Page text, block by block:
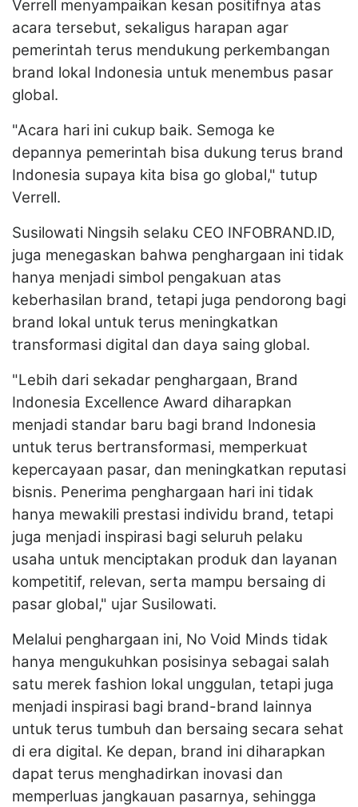
Verrell menyampaikan kesan positifnya atas
acara tersebut, sekaligus harapan agar
pemerintah terus mendukung perkembangan
brand lokal Indonesia untuk menembus pasar
global.
"Acara hari ini cukup baik. Semoga ke
depannya pemerintah bisa dukung terus brand
Indonesia supaya kita bisa go global," tutup
Verrell.
Susilowati Ningsih selaku CEO INFOBRAND.ID,
juga menegaskan bahwa penghargaan ini tidak
hanya menjadi simbol pengakuan atas
keberhasilan brand, tetapi juga pendorong bagi
brand lokal untuk terus meningkatkan
transformasi digital dan daya saing global.
"Lebih dari sekadar penghargaan, Brand
Indonesia Excellence Award diharapkan
menjadi standar baru bagi brand Indonesia
untuk terus bertransformasi, memperkuat
kepercayaan pasar, dan meningkatkan reputasi
bisnis. Penerima penghargaan hari ini tidak
hanya mewakili prestasi individu brand, tetapi
juga menjadi inspirasi bagi seluruh pelaku
usaha untuk menciptakan produk dan layanan
kompetitif, relevan, serta mampu bersaing di
pasar global," ujar Susilowati.
Melalui penghargaan ini, No Void Minds tidak
hanya mengukuhkan posisinya sebagai salah
satu merek fashion lokal unggulan, tetapi juga
menjadi inspirasi bagi brand-brand lainnya
untuk terus tumbuh dan bersaing secara sehat
di era digital. Ke depan, brand ini diharapkan
dapat terus menghadirkan inovasi dan
memperluas jangkauan pasarnya, sehingga